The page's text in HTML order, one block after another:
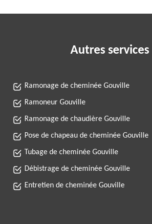
Autres services
Ramonage de cheminée Gouville
Ramoneur Gouville
Ramonage de chaudière Gouville
Pose de chapeau de cheminée Gouville
Tubage de cheminée Gouville
Débistrage de cheminée Gouville
Entretien de cheminée Gouville